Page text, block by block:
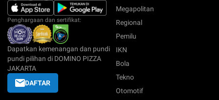
Penghargaan dan sertifikat:
Dapatkan kemenangan dan pundi
pundi pilihan di DOMINO PIZZA
JAKARTA
DAFTAR
Megapolitan
Regional
Pemilu
IKN
Bola
Tekno
Otomotif